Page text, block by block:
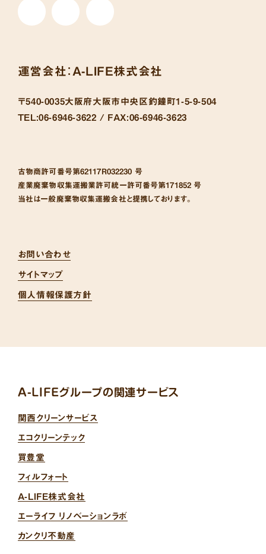
運営会社： A-LIFE株式会社
〒540-0035大阪府大阪市中央区釣鐘町1-5-9-504
TEL:06-6946-3622 / FAX:06-6946-3623
古物商許可番号第62117R032230 号
産業廃棄物収集運搬業許可統一許可番号第171852 号
当社は一般廃棄物収集運搬会社と提携しております。
お問い合わせ
サイトマップ
個人情報保護方針
A-LIFEグループの関連サービス
関西クリーンサービス
エコクリーンテック
買豊堂
フィルフォート
A-LIFE株式会社
エーライフ リノベーションラボ
カンクリ不動産